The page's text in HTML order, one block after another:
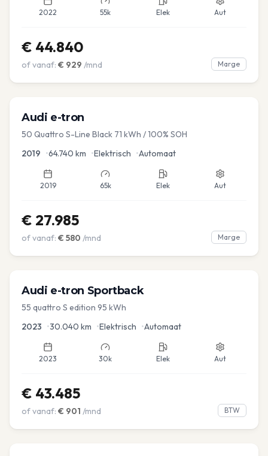
2022 55k Elek Aut
€ 44.840
of vanaf: € 929 /mnd Marge
Audi e-tron
50 Quattro S-Line Black 71 kWh / 100% SOH
2019 •64.740 km •Elektrisch •Automaat
2019 65k Elek Aut
€ 27.985
of vanaf: € 580 /mnd Marge
Audi e-tron Sportback
55 quattro S edition 95 kWh
2023 •30.040 km •Elektrisch •Automaat
2023 30k Elek Aut
€ 43.485
of vanaf: € 901 /mnd BTW